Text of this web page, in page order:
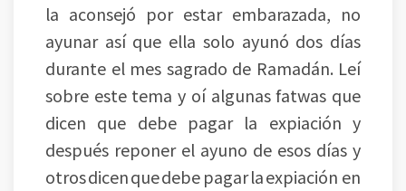
​​la aconsejó por estar embarazada, no
ayunar así que ella solo ayunó dos días
durante el mes sagrado de Ramadán. Leí
sobre este tema y oí algunas fatwas que
dicen que debe pagar la expiación y
después reponer el ayuno de esos días y
otros dicen que debe pagar la expiación en